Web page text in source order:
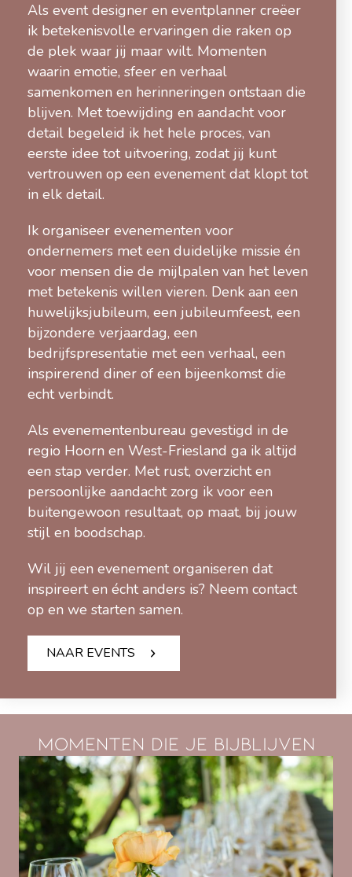
Als event designer en eventplanner creëer
ik betekenisvolle ervaringen die raken op
de plek waar jij maar wilt. Momenten
waarin emotie, sfeer en verhaal
samenkomen en herinneringen ontstaan die
blijven. Met toewijding en aandacht voor
detail begeleid ik het hele proces, van
eerste idee tot uitvoering, zodat jij kunt
vertrouwen op een evenement dat klopt tot
in elk detail.
Ik organiseer evenementen voor
ondernemers met een duidelijke missie én
voor mensen die de mijlpalen van het leven
met betekenis willen vieren. Denk aan een
huwelijksjubileum, een jubileumfeest, een
bijzondere verjaardag, een
bedrijfspresentatie met een verhaal, een
inspirerend diner of een bijeenkomst die
echt verbindt.
Als evenementenbureau gevestigd in de
regio Hoorn en West-Friesland ga ik altijd
een stap verder. Met rust, overzicht en
persoonlijke aandacht zorg ik voor een
buitengewoon resultaat, op maat, bij jouw
stijl en boodschap.
Wil jij een evenement organiseren dat
inspireert en écht anders is? Neem contact
op en we starten samen.
NAAR EVENTS
Momenten die je bijblijven